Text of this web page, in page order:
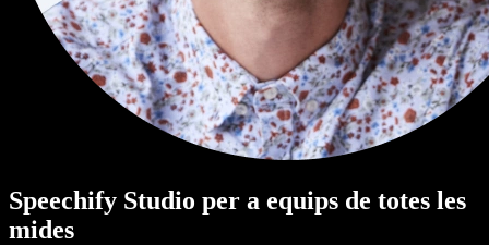
Speechify Studio per a equips de totes les
mides